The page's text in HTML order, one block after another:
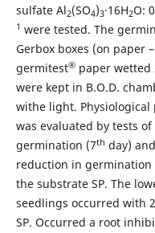
sulfate Al2(SO4)3·16H2O:
1 were tested. The
Gerbox boxes (on paper
germitest®paper wetted
were kept in B.O.D.
withe light.
was evaluated by tests
germination (7th day)
reduction in germination
the substrate SP. The
seedlings occurred with
SP. Occurred a root